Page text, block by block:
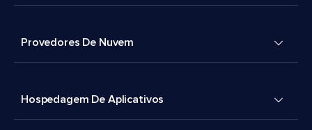
Provedores De Nuvem
Hospedagem De Aplicativos